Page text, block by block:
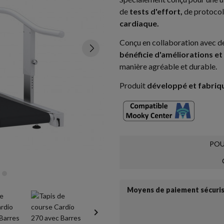
keyboard_arrow_right
de tests d'effort, de
cardiaque.
Conçu en collaboration avec
bénéficie d'améliorations
manière agréable et durable.
Produit développé et
Moyens de paiement